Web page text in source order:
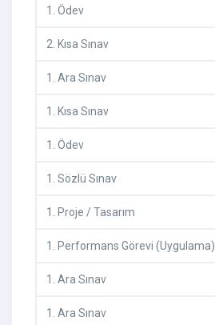
1 . Ödev
2. Kısa Sınav
1 . Ara Sınav
1 . Kısa Sınav
1 . Ödev
1 . Sözlü Sınav
1 . Proje / Tasarım
1 . Performans Görevi (Uygulama)
1 . Ara Sınav
1 . Ara Sınav